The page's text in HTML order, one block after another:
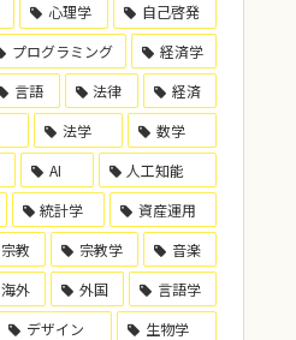
心理学
自己啓発
プログラミング
経済学
言語 法律
経済
法学
数学
AI
人工知能
統計学
資産運用
宗教 宗教学
音楽
海外 外国
言語学
デザイン
生物学